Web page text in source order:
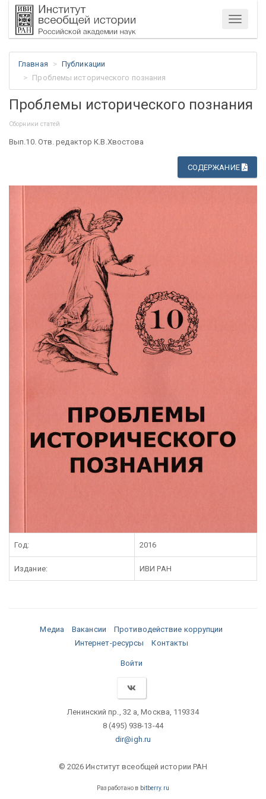
Меню
Главная
Публикации
Проблемы исторического познания
Проблемы исторического познания
Сборники статей
Вып.10. Отв. редактор К.В.Хвостова
СОДЕРЖАНИЕ
Год: 2016
Издание: ИВИ РАН
Медиа Вакансии
Противодействие коррупции
Интернет-ресурсы
Контакты
Войти
Ленинский пр., 32 а, Москва, 119334
8 (495) 938-13-44
dir@igh.ru
© 2026 Институт всеобщей истории РАН
Разработано в bitberry.ru